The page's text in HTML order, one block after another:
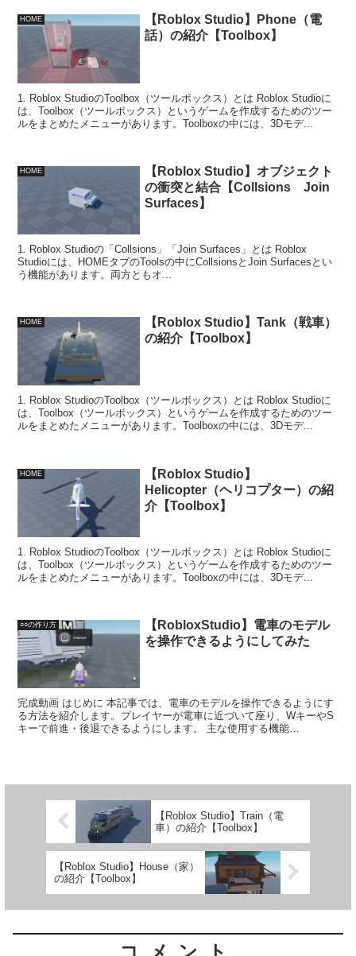
HOME
【Roblox Studio】Phone（電
話）の紹介【Toolbox】
1. Roblox StudioのToolbox（ツールボックス）とは Roblox Studioに
は、Toolbox（ツールボックス）というゲームを作成するためのツー
ルをまとめたメニューがあります。Toolboxの中には、3Dモデ...
HOME
【Roblox Studio】オブジェクト
の衝突と結合【Collsions Join
Surfaces】
1. Roblox Studioの「Collsions」「Join Surfaces」とは Roblox
Studioには、HOMEタブのToolsの中にCollsionsとJoin Surfacesとい
う機能があります。両方ともオ...
HOME
【Roblox Studio】Tank（戦車）
の紹介【Toolbox】
1. Roblox StudioのToolbox（ツールボックス）とは Roblox Studioに
は、Toolbox（ツールボックス）というゲームを作成するためのツー
ルをまとめたメニューがあります。Toolboxの中には、3Dモデ...
HOME
【Roblox Studio】
Helicopter（ヘリコプター）の紹
介【Toolbox】
1. Roblox StudioのToolbox（ツールボックス）とは Roblox Studioに
は、Toolbox（ツールボックス）というゲームを作成するためのツー
ルをまとめたメニューがあります。Toolboxの中には、3Dモデ...
○○の作り方
【RobloxStudio】電車のモデル
を操作できるようにしてみた
完成動画 はじめに 本記事では、電車のモデルを操作できるようにす
る方法を紹介します。プレイヤーが電車に近づいて座り、WキーやS
キーで前進・後退できるようにします。 主な使用する機能
【Roblox Studio】Train（電
車）の紹介【Toolbox】
【Roblox Studio】House（家）
の紹介【Toolbox】
コメント